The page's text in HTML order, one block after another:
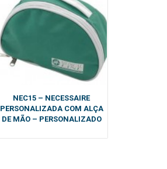
NEC15 – NECESSAIRE
PERSONALIZADA COM ALÇA
DE MÃO – PERSONALIZADO